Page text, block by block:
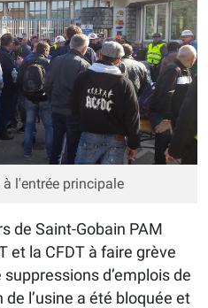
l'entrée principale
de Saint-Gobain PAM
et la CFDT à faire grève
d’emplois de
l’usine a été bloquée et